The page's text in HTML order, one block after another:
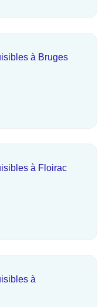
à Bruges
à Floirac
à